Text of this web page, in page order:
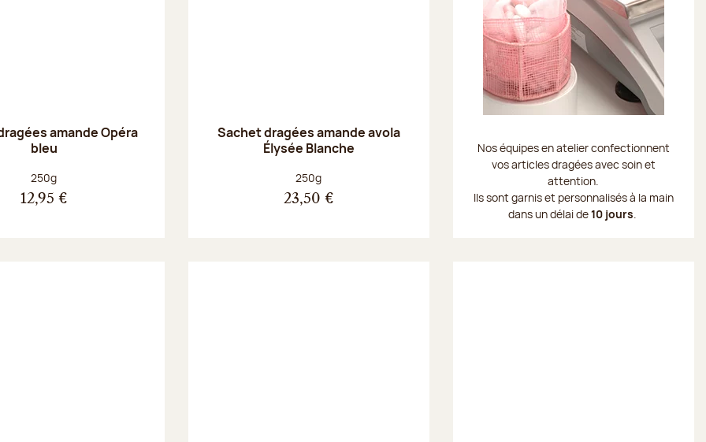
amande Opéra
bleu
Poids net :
250g
12,95 €
Sachet dragées amande avola
Élysée Blanche
Poids net :
250g
23,50 €
Nos équipes en atelier confectionnent
vos articles dragées avec soin et
attention.
Ils sont garnis et personnalisés à la main
dans un délai de10 jours